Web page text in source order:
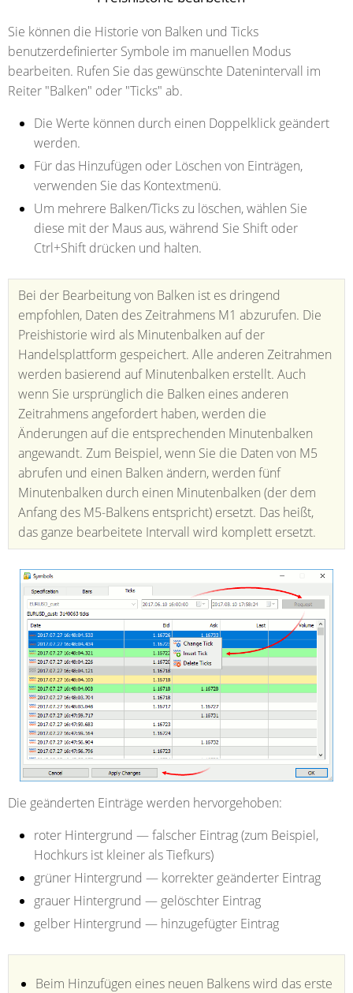
Sie können die Historie von Balken und Ticks
benutzerdefinierter Symbole im manuellen Modus
bearbeiten. Rufen Sie das gewünschte Datenintervall im
Reiter "Balken" oder "Ticks" ab.
Die Werte können durch einen Doppelklick geändert
werden.
Für das Hinzufügen oder Löschen von Einträgen,
verwenden Sie das Kontextmenü.
Um mehrere Balken/Ticks zu löschen, wählen Sie
diese mit der Maus aus, während Sie Shift oder
Ctrl+Shift drücken und halten.
Bei der Bearbeitung von Balken ist es dringend
empfohlen, Daten des Zeitrahmens М1 abzurufen. Die
Preishistorie wird als Minutenbalken auf der
Handelsplattform gespeichert. Alle anderen Zeitrahmen
werden basierend auf Minutenbalken erstellt. Auch
wenn Sie ursprünglich die Balken eines anderen
Zeitrahmens angefordert haben, werden die
Änderungen auf die entsprechenden Minutenbalken
angewandt. Zum Beispiel, wenn Sie die Daten von М5
abrufen und einen Balken ändern, werden fünf
Minutenbalken durch einen Minutenbalken (der dem
Anfang des М5-Balkens entspricht) ersetzt. Das heißt,
das ganze bearbeitete Intervall wird komplett ersetzt.
Die geänderten Einträge werden hervorgehoben:
roter Hintergrund — falscher Eintrag (zum Beispiel,
Hochkurs ist kleiner als Tiefkurs)
grüner Hintergrund — korrekter geänderter Eintrag
grauer Hintergrund — gelöschter Eintrag
gelber Hintergrund — hinzugefügter Eintrag
Beim Hinzufügen eines neuen Balkens wird das erste